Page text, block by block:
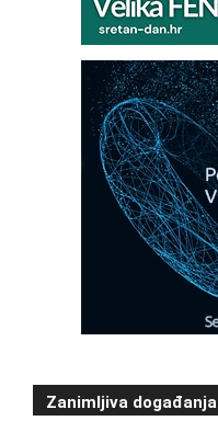
Zanimljiva događanja